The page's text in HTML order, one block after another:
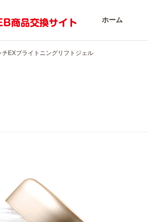
ホーム
チEXブライトニングリフトジェル